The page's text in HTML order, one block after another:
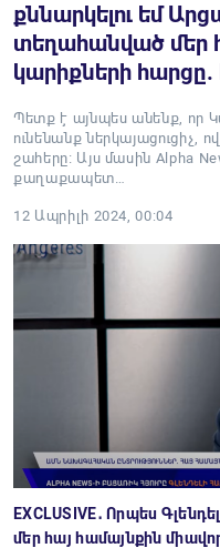
քննարկելու եմ
տեղահանված մեր
կարիքների
Պետք է այնպես անենք, որ
ունենանք ներկայացուցիչ,
շահերը։ Այս մասին Alpha
քաղաքապետ…
12 Ապրիլի 2024, 00:04
EXCLUSIVE․ Որպես
մեր հայ համայնքին